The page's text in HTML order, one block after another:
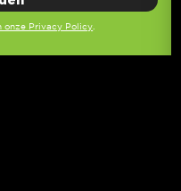
onze Privacy Policy